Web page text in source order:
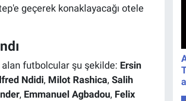
geçerek konaklayacağı otele
alan futbolcular şu şekilde: Ersin
Ndidi, Milot Rashica, Salih
, Emmanuel Agbadou, Felix